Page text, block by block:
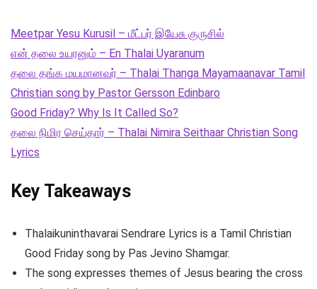
Meetpar Yesu Kurusil – மீட்பர் இயேசு குருசில்
என் தலை உயரனும் – En Thalai Uyaranum
தலை தங்க மயமானவர் – Thalai Thanga Mayamaanavar Tamil
Christian song by Pastor Gersson Edinbaro
Good Friday? Why Is It Called So?
தலை நிமிர செய்தார் – Thalai Nimira Seithaar Christian Song
Lyrics
Key Takeaways
Thalaikuninthavarai Sendrare Lyrics is a Tamil Christian
Good Friday song by Pas Jevino Shamgar.
The song expresses themes of Jesus bearing the cross